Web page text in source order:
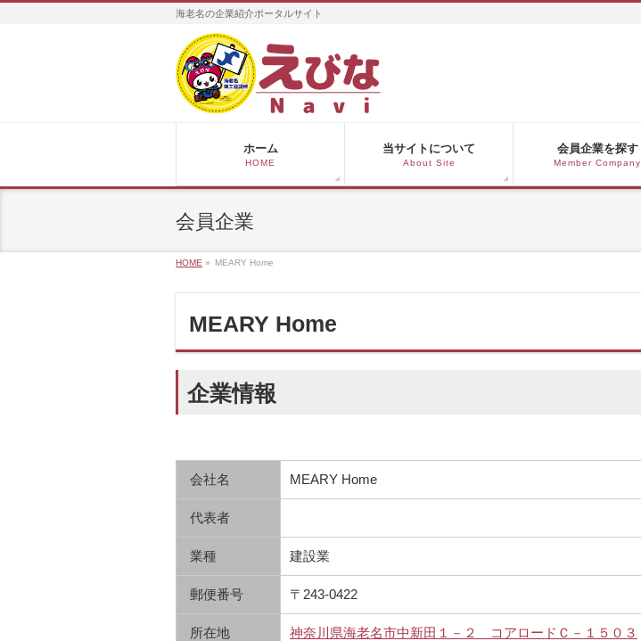
海老名の企業紹介ポータルサイト
ホーム
HOME
当サイトについて
About Site
会員企業を探す
Member Company
会員企業
HOME » MEARY Home
MEARY Home
企業情報
会社名 MEARY Home
代表者
業種 建設業
郵便番号 〒243-0422
所在地 神奈川県海老名市中新田１－２ コアロードＣ－１５０３